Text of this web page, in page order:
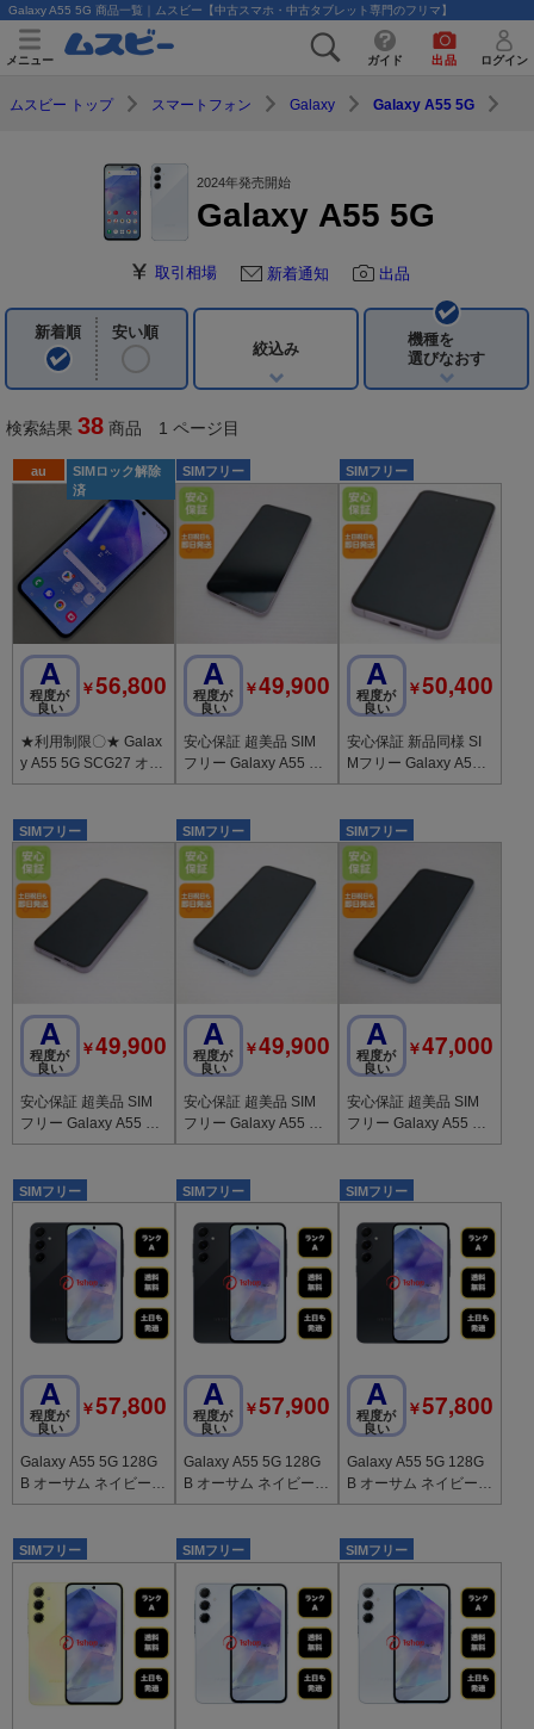
Galaxy A55 5G 商品一覧｜ムスビー【中古スマホ・中古タブレット専門のフリマ】
メニュー ガイド 出品 ログイン
ムスビー トップ スマートフォン Galaxy Galaxy A55 5G
2024年発売開始
Galaxy A55 5G
取引相場 新着通知 出品
新着順
安い順
絞込み
機種を
選びなおす
検索結果 38 商品 1 ページ目
au
SIMロック解除
済
A
程度が
良い
￥56,800
★利用制限〇★ Galax
y A55 5G SCG27 オー
サムアイスブルー SIM
SIMフリー
A
程度が
良い
￥49,900
安心保証 超美品 SIM
フリー Galaxy A55 5G
ライラック
SIMフリー
A
程度が
良い
￥50,400
安心保証 新品同様 SI
Mフリー Galaxy A55 5
G ライラック
SIMフリー
A
程度が
良い
￥49,900
安心保証 超美品 SIM
フリー Galaxy A55 5G
ライラック
SIMフリー
A
程度が
良い
￥49,900
安心保証 超美品 SIM
フリー Galaxy A55 5G
アイスブルー
SIMフリー
A
程度が
良い
￥47,000
安心保証 超美品 SIM
フリー Galaxy A55 5G
アイスブルー
SIMフリー
A
程度が
良い
￥57,800
Galaxy A55 5G 128G
B オーサム ネイビー
国内版 SIMフリー 送
SIMフリー
A
程度が
良い
￥57,900
Galaxy A55 5G 128G
B オーサム ネイビー
国内版 SIMフリー 送
SIMフリー
A
程度が
良い
￥57,800
Galaxy A55 5G 128G
B オーサム ネイビー
国内版 SIMフリー 送
SIMフリー SIMフリー SIMフリー